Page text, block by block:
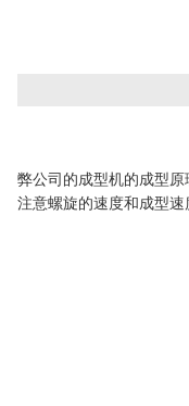
弊公司的成型机的成型
注意螺旋的速度和成型